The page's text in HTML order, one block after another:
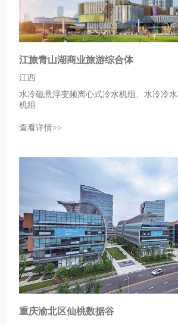
江旅青山湖商业旅游综合体
江西
水冷磁悬浮变频离心式冷水机组、水冷冷
机组
查看详情>>
重庆渝北区仙桃数据谷